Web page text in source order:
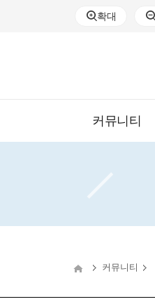
확대
커뮤니티
커뮤니티